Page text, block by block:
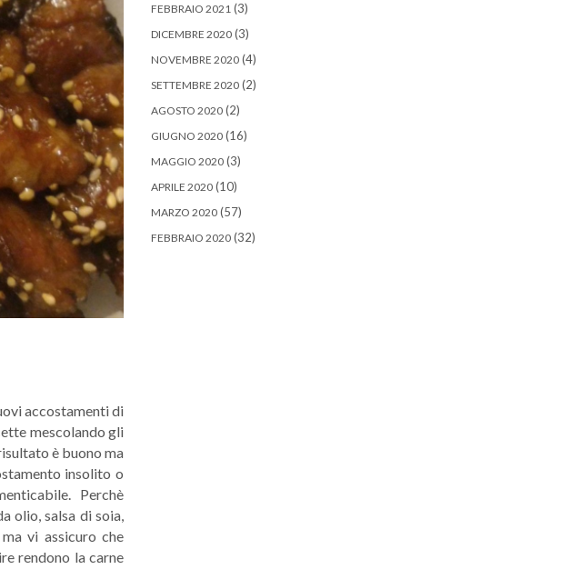
accostamenti di
mescolando gli
è buono ma
insolito o
Perchè
olio, salsa di soia,
vi assicuro che
rendono la carne
FEBBRAIO 2021 (3)
DICEMBRE 2020 (3)
NOVEMBRE 2020 (4)
SETTEMBRE 2020 (2)
AGOSTO 2020 (2)
GIUGNO 2020 (16)
MAGGIO 2020 (3)
APRILE 2020 (10)
MARZO 2020 (57)
FEBBRAIO 2020 (32)